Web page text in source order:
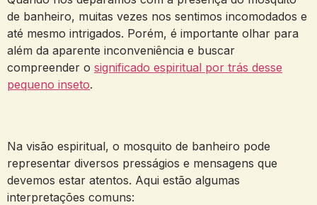
de banheiro, muitas vezes nos sentimos incomodados e
até mesmo intrigados. Porém, é importante olhar para
além da aparente inconveniência e buscar
compreender o significado espiritual por trás desse
pequeno inseto.
Na visão espiritual, o mosquito de banheiro pode
representar diversos presságios e mensagens que
devemos estar atentos. Aqui estão algumas
interpretações comuns: